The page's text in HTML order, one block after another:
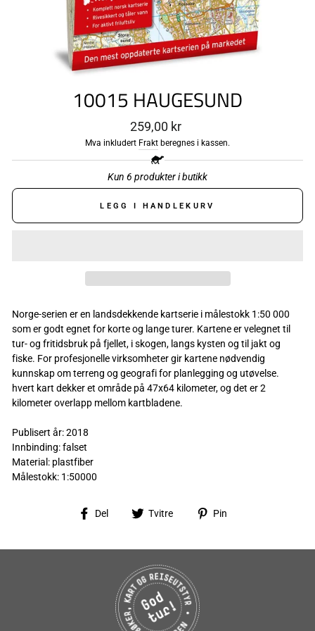
10015 HAUGESUND
Ordinær
pris
259,00 kr
Mva inkludert Frakt beregnes i kassen.
Kun 6 produkter i butikk
LEGG I HANDLEKURV
Norge-serien er en landsdekkende kartserie i målestokk 1:50 000
som er godt egnet for korte og lange turer. Kartene er velegnet til
tur- og fritidsbruk på fjellet, i skogen, langs kysten og til jakt og
fiske. For profesjonelle virksomheter gir kartene nødvendig
kunnskap om terreng og geografi for planlegging og utøvelse.
hvert kart dekker et område på 47x64 kilometer, og det er 2
kilometer overlapp mellom kartbladene.
Publisert år: 2018
Innbinding: falset
Material: plastfiber
Målestokk: 1:50000
Del Tvitre
Tvitre Pin